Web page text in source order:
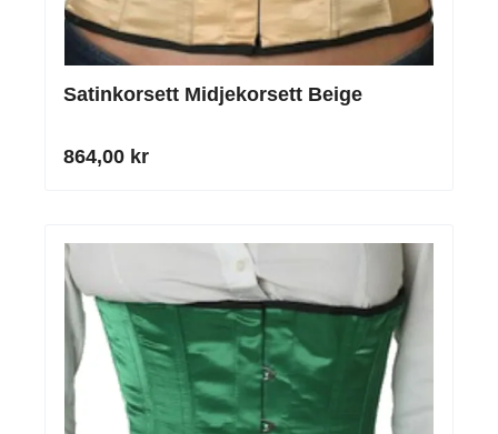
Satinkorsett Midjekorsett Beige
864,00 kr